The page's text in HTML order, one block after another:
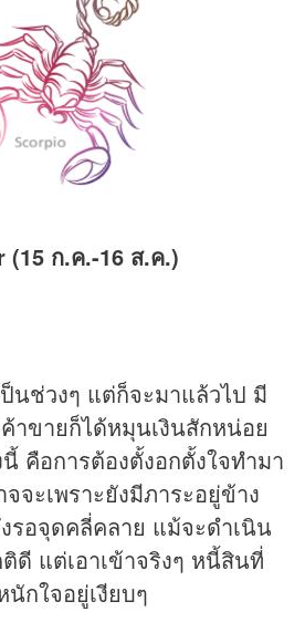
(15 ก.ค.-16 ส.ค.)
นช่วงๆ แต่ก็จะมาแล้วไป มี
าขายก็ได้หมุนเงินสักหน่อย
คือการต้องตั้งอกตั้งใจทำมา
จะเพราะยังมีภาระอยู่ข้าง
รอจุดคลี่คลาย แม้จะดำเนิน
ดี แต่เอาเข้าจริงๆ หนี้สินที่
กใจอยู่เงียบๆ